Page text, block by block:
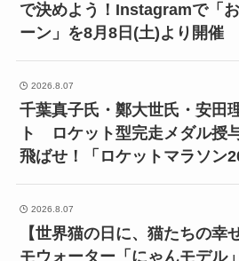
で決めよう！Instagramで「
ーン」を8月8日(土)より開催
2026.8.07
千葉真子氏・鄭大世氏・安田
ト ロケット型完走メダル授
飛ばせ！「ロケットマラソン
2026.8.07
【世界猫の日に、猫たちの幸
モウォーター「にゃんモデル